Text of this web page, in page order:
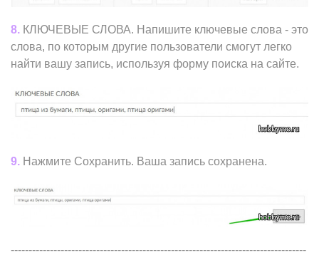
8. КЛЮЧЕВЫЕ СЛОВА. Напишите ключевые слова - это
слова, по которым другие пользователи смогут легко
найти вашу запись, используя форму поиска на сайте.
9. Нажмите Сохранить. Ваша запись сохранена.
-----------------------------------------------------------------------------------